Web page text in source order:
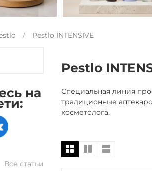
Pestlo INTENSIVE
Pestlo
Специальная линия
традиционные
косметолога.
на
Все статьи